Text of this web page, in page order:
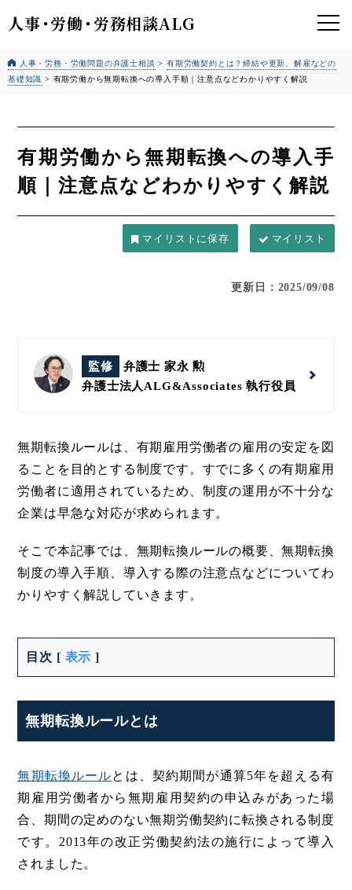
人事・労働・労務相談ALG
人事・労務・労働問題の弁護士相談 >有期労働契約とは？締結や更新、解雇などの
基礎知識 > 有期労働から無期転換への導入手順｜注意点などわかりやすく解説
有期労働から無期転換への導入手
順｜注意点などわかりやすく解説
マイリスト
更新日：2025/09/08
監修
弁護士 家永 勲
弁護士法人ALG&Associates執行役員
無期転換ルールは、有期雇用労働者の雇用の安定を図
ることを目的とする制度です。すでに多くの有期雇用
労働者に適用されているため、制度の運用が不十分な
企業は早急な対応が求められます。
そこで本記事では、無期転換ルールの概要、無期転換
制度の導入手順、導入する際の注意点などについてわ
かりやすく解説していきます。
目次 [ 表示 ]
無期転換ルールとは
無期転換ルールとは、契約期間が通算5年を超える有
期雇用労働者から無期雇用契約の申込みがあった場
合、期間の定めのない無期労働契約に転換される制度
です。2013年の改正労働契約法の施行によって導入
されました。